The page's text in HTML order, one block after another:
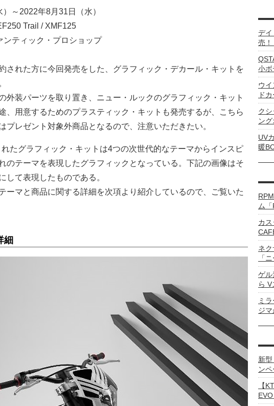
～2022年8月31日（水）
Trail / XMF125
ンティック・プロショップ
された方に今回発売をした、グラフィック・デカール・キットを
外装パーツを取り置き、ニュー・ルックのグラフィック・キット
、用意するためのプラスティック・キットも発売するが、こちら
プレゼント対象外商品となるので、注意いただきたい。
たグラフィック・キットは4つの次世代的なテーマからインスピ
のテーマを表現したグラフィックとなっている。下記の画像はそ
して表現したものである。
ーマと商品に関する詳細を次項より紹介しているので、ご覧いた
細
デイ
売
小ボ
ウ
ド
ク
ン
UV
暖
ム
カ
ネ
「
ゲル
ら
ミ
ジ
新
ン
【